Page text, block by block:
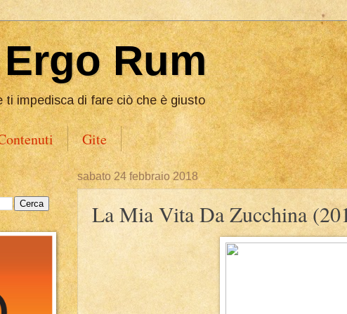
Rum
ti impedisca di fare ciò che è giusto
Gite
sabato 24 febbraio 2018
La Mia Vita Da Zucchina